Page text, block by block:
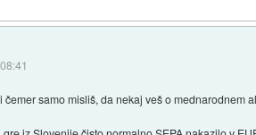
čemer samo misliš, da nekaj veš o mednarodnem